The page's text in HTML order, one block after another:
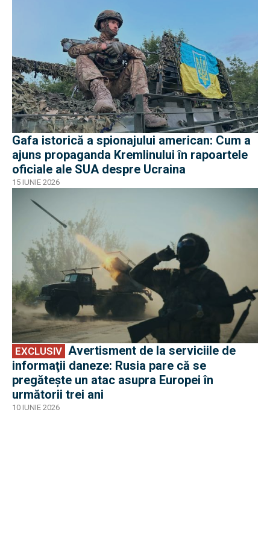
Gafa istorică a spionajului american: Cum a
ajuns propaganda Kremlinului în rapoartele
oficiale ale SUA despre Ucraina
15 IUNIE 2026
EXCLUSIV
EXCLUSIV
informaţii daneze: Rusia pare că se
pregătește un atac asupra Europei în
următorii trei ani
10 IUNIE 2026